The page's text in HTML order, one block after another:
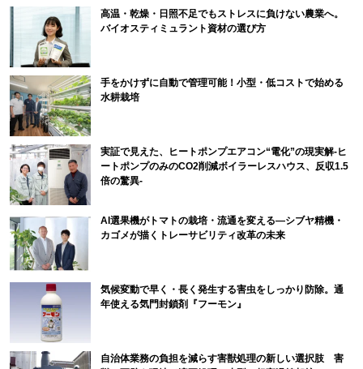
高温・乾燥・日照不足でもストレスに負けない農業へ。
バイオスティミュラント資材の選び方
手をかけずに自動で管理可能！小型・低コストで始める
水耕栽培
実証で見えた、ヒートポンプエアコン“電化”の現実解-ヒ
ートポンプのみのCO2削減ボイラーレスハウス、反収1.5
倍の驚異-
AI選果機がトマトの栽培・流通を変える―シブヤ精機・
カゴメが描くトレーサビリティ改革の未来
気候変動で早く・長く発生する害虫をしっかり防除。通
年使える気門封鎖剤『フーモン』
自治体業務の負担を減らす害獣処理の新しい選択肢 害